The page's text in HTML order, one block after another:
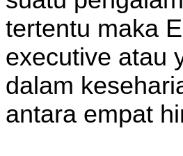
tertentu maka
executive atau
dalam
antara empat